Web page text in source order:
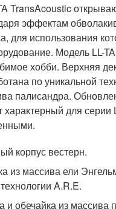
TransAcoustic
эффектам
для использования
Модель LL-
хобби. Верхняя
по уникальной
палисандра.
для серии
корпус вестерн.
из массива ели
A.R.E.
и обечайка из массива